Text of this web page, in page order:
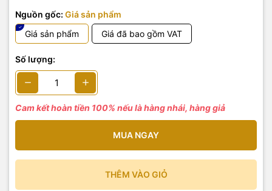
Nguồn gốc: Giá sản phẩm
Giá sản phẩm
Giá đã bao gồm VAT
Số lượng:
Cam kết hoàn tiền 100% nếu là hàng nhái, hàng giả
MUA NGAY
THÊM VÀO GIỎ